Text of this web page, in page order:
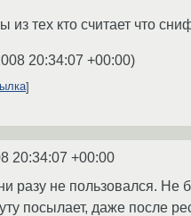
из тех кто считает что
20:34:07 +00:00)
20:34:07 +00:00
разу не пользовался. Не
посылает, даже после